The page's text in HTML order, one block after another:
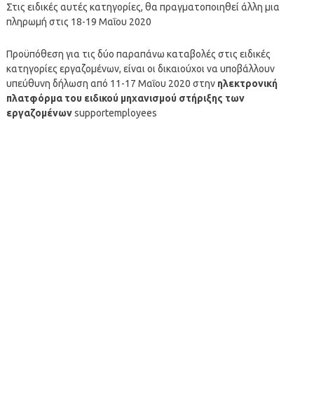
Στις ειδικές αυτές κατηγορίες, θα πραγματοποιηθεί άλλη μια
πληρωμή στις 18-19 Μαΐου 2020
Προϋπόθεση για τις δύο παραπάνω καταβολές στις ειδικές
κατηγορίες εργαζομένων, είναι οι δικαιούχοι να υποβάλλουν
υπεύθυνη δήλωση από 11-17 Μαΐου 2020 στην ηλεκτρονική
πλατφόρμα του ειδικού μηχανισμού στήριξης των
εργαζομένωνsupportemployees